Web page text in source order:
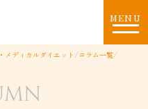
MENU
メディカルダイエット /コラム一覧/